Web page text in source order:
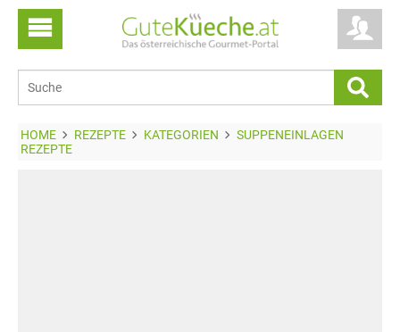
HOME REZEPTE KATEGORIEN
SUPPENEINLAGEN
REZEPTE